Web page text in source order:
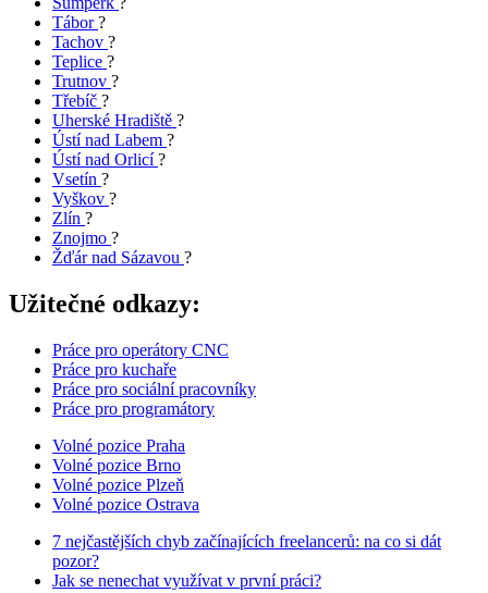
Tábor?
Tachov ?
Teplice ?
Trutnov ?
Třebíč ?
Uherské Hradiště ?
Ústí nad Labem ?
Ústí nad Orlicí?
Vsetín ?
Vyškov ?
Zlín ?
Znojmo ?
Žďár nad Sázavou ?
Užitečné odkazy:
Práce pro operátory CNC
Práce pro kuchaře
Práce pro sociální pracovníky
Práce pro programátory
Volné pozice Praha
Volné pozice Brno
Volné pozice Plzeň
Volné pozice Ostrava
7 nejčastějších chyb začínajících freelancerů: na co si dát
pozor?
Jak se nenechat využívat v první práci?